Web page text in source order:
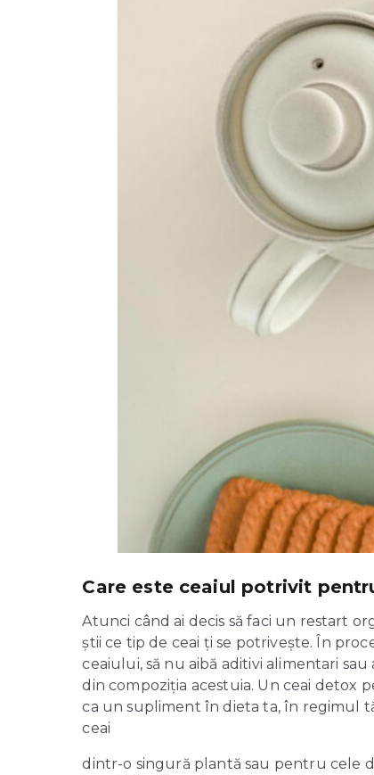
Care este ceaiul potrivit
Atunci când ai decis să faci un restart
știi ce tip de ceai ți se potrivește. În
ceaiului, să nu aibă aditivi alimentari
din compoziția acestuia. Un ceai detox
ca un supliment în dieta ta, în regimul
ceai
dintr-o singură plantă sau pentru cele